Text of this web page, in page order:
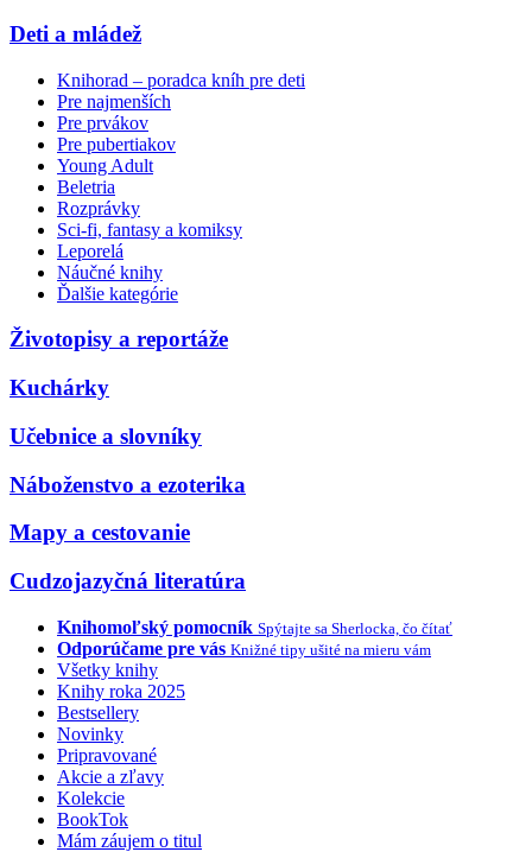
Deti a mládež
Knihorad – poradca kníh pre deti
Pre najmenších
Pre prvákov
Pre pubertiakov
Young Adult
Beletria
Rozprávky
Sci-fi, fantasy a komiksy
Leporelá
Náučné knihy
Ďalšie kategórie
Životopisy a reportáže
Kuchárky
Učebnice a slovníky
Náboženstvo a ezoterika
Mapy a cestovanie
Cudzojazyčná literatúra
Knihomoľský pomocník Spýtajte sa Sherlocka, čo čítať
Odporúčame pre vás Knižné tipy ušité na mieru vám
Všetky knihy
Knihy roka 2025
Bestsellery
Novinky
Pripravované
Akcie a zľavy
Kolekcie
BookTok
Mám záujem o titul